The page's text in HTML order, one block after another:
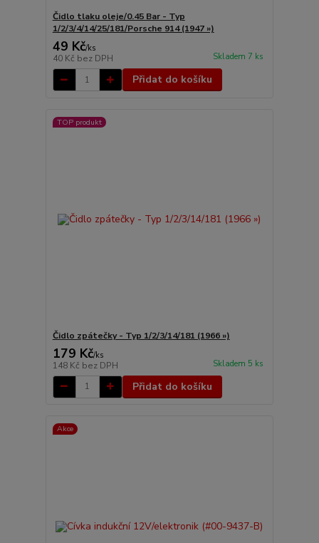
Čidlo tlaku oleje/0.45 Bar - Typ
1/2/3/4/14/25/181/Porsche 914 (1947 »)
49 Kč/ks
40 Kč bez DPH Skladem 7 ks
Přidat do košíku
TOP produkt
Čidlo zpátečky - Typ 1/2/3/14/181 (1966 »)
179 Kč/ks
148 Kč bez DPH Skladem 5 ks
Přidat do košíku
Akce